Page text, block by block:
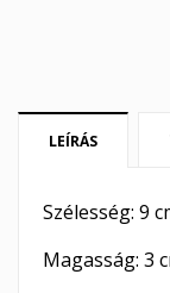
LEÍRÁS
Szélesség: 9
Magasság: 3